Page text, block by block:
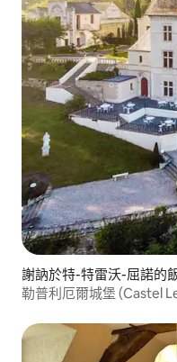
謝訥於特-特雷沃-屈諾的
勒普利厄爾城堡 (Castel